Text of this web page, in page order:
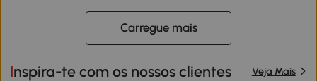
Carregue mais
Inspira-te com os nossos clientes Veja Mais